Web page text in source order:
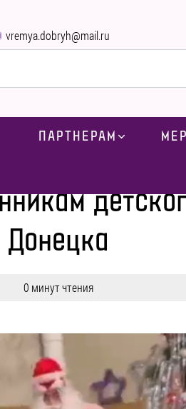
vremya.dobryh@mail.ru
ПАРТНЕРАМ
Донецка
0 минут чтения